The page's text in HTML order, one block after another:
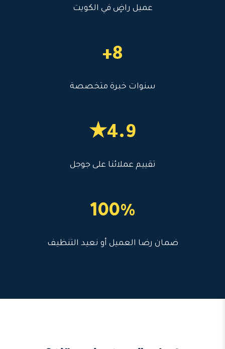
عميل راضٍ في الكويت
8+
سنوات خبرة متخصصة
4.9★
تقييم عملائنا على جوجل
100%
ضمان رضا العميل أو نعيد التنظيف